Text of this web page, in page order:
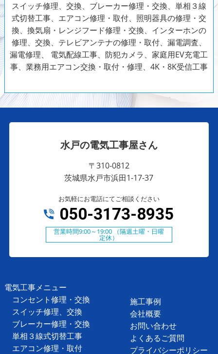
スイッチ修理、交換、ブレーカー修理・交換、単相３線
式切替工事、エアコン修理・取付、照明器具の修理・交
換、換気扇・レンジフード修理・交換、インターホンの
修理、交換、テレビアンテナの修理・取付、漏電調査、
漏電修理、 電気配線工事、防犯カメラ、家庭用EV充電工
事、業務用エアコン交換・取付・修理、4K・8K受信工事
水戸の電気工事屋さん
〒310-0812
茨城県水戸市浜田1-17-37
お気軽にお電話にてご相談ください
050-3173-8935
営業時間9:00～19:00 （隔週土曜・日曜
定休）
電気工事メニュー
コンセント修理・交換
スイッチ修理、交換
ブレーカー修理・交換
単相３線式切替工事
エアコン修理・取付
施工事例
会社概要
お問い合わせ
よくあるご質問
プライバシーポリシー